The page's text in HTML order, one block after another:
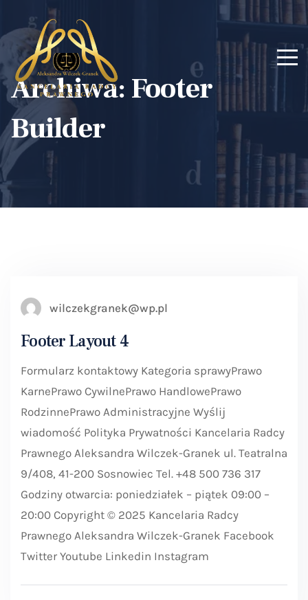
Archiwa: Footer
Builder
wilczekgranek@wp.pl
Footer Layout 4
Formularz kontaktowy Kategoria sprawyPrawo
KarnePrawo CywilnePrawo HandlowePrawo
RodzinnePrawo Administracyjne Wyślij
wiadomość Polityka Prywatności Kancelaria Radcy
Prawnego Aleksandra Wilczek-Granek ul. Teatralna
9/408, 41-200 Sosnowiec Tel. +48 500 736 317
Godziny otwarcia: poniedziałek – piątek 09:00 –
20:00 Copyright © 2025 Kancelaria Radcy
Prawnego Aleksandra Wilczek-Granek Facebook
Twitter Youtube Linkedin Instagram